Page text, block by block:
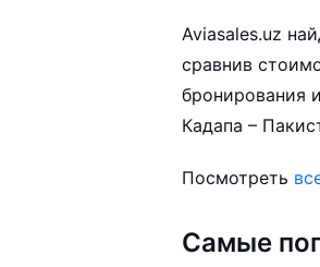
Aviasales.uz
сравнив
бронирования
Кадапа –
Посмотреть
Самые